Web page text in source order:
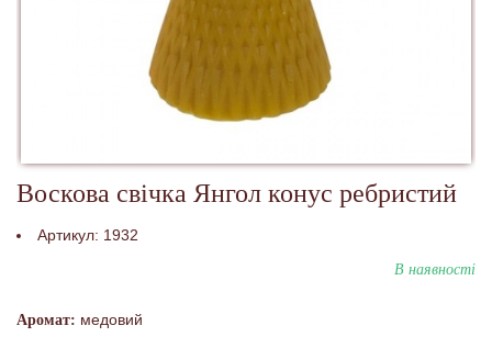
Воскова свічка Янгол конус ребристий
Артикул: 1932
В наявності
Аромат: медовий